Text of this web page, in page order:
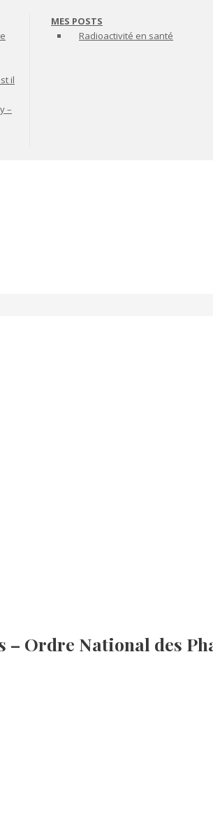
il
–
MES POSTS
Radioactivité en santé
– Ordre National des